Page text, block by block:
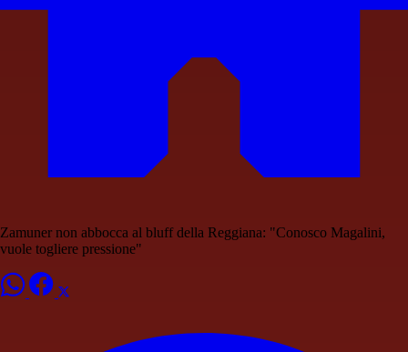
Zamuner non abbocca al bluff della Reggiana: "Conosco Magalini,
vuole togliere pressione"